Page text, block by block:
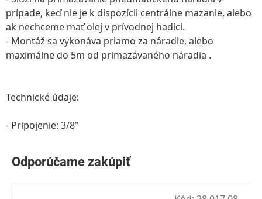
prípade, keď nie je k dispozícii centrálne mazanie, alebo
ak nechceme mať olej v prívodnej hadici.
- Montáž sa vykonáva priamo za náradie, alebo
maximálne do 5m od primazávaného náradia .
Technické údaje:
- Pripojenie: 3/8"